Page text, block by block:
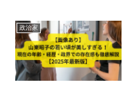
政治家